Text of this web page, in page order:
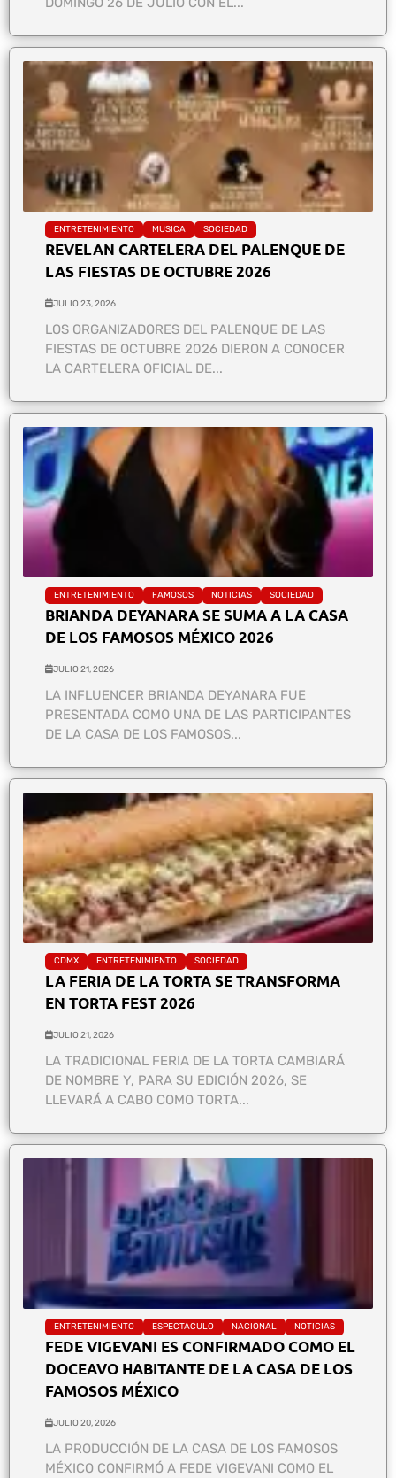
ENTRETENIMIENTO MUSICA SOCIEDAD
REVELAN CARTELERA DEL PALENQUE DE
LAS FIESTAS DE OCTUBRE 2026
JULIO 23, 2026
LOS ORGANIZADORES DEL PALENQUE DE LAS
FIESTAS DE OCTUBRE 2026 DIERON A CONOCER
LA CARTELERA OFICIAL DE...
ENTRETENIMIENTO FAMOSOS NOTICIAS SOCIEDAD
BRIANDA DEYANARA SE SUMA A LA CASA
DE LOS FAMOSOS MÉXICO 2026
JULIO 21, 2026
LA INFLUENCER BRIANDA DEYANARA FUE
PRESENTADA COMO UNA DE LAS PARTICIPANTES
DE LA CASA DE LOS FAMOSOS...
CDMX ENTRETENIMIENTO SOCIEDAD
LA FERIA DE LA TORTA SE TRANSFORMA
EN TORTA FEST 2026
JULIO 21, 2026
LA TRADICIONAL FERIA DE LA TORTA CAMBIARÁ
DE NOMBRE Y, PARA SU EDICIÓN 2026, SE
LLEVARÁ A CABO COMO TORTA...
ENTRETENIMIENTO ESPECTACULO NACIONAL NOTICIAS
FEDE VIGEVANI ES CONFIRMADO COMO EL
DOCEAVO HABITANTE DE LA CASA DE LOS
FAMOSOS MÉXICO
JULIO 20, 2026
LA PRODUCCIÓN DE LA CASA DE LOS FAMOSOS
MÉXICO CONFIRMÓ A FEDE VIGEVANI COMO EL